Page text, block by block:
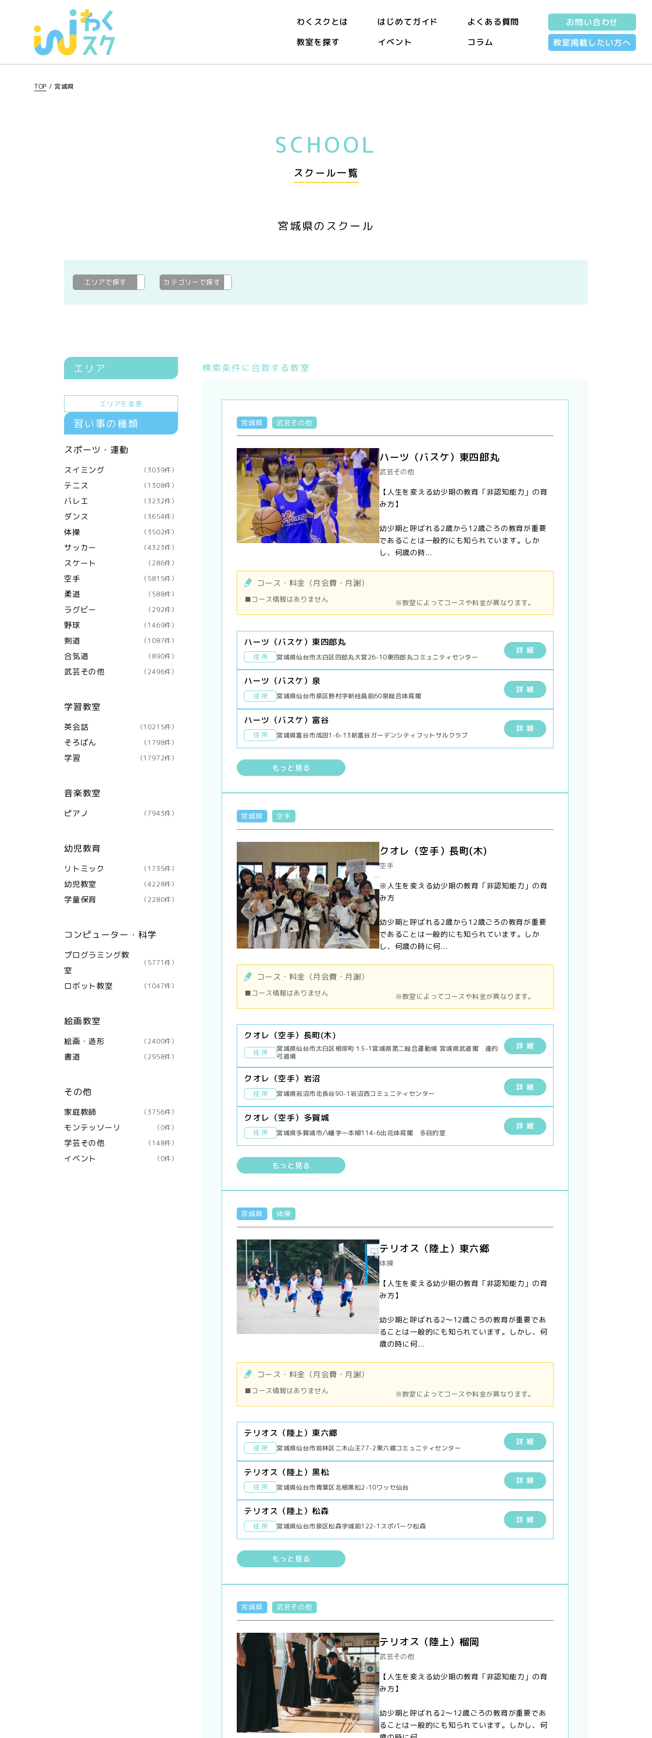
わくスクとは はじめてガイド
よくある質問
教室を探す
イベント コラム
お問い合わせ
教室掲載したい方へ
TOP / 宮城県
SCHOOL
スクール一覧
宮城県のスクール
エリアで探す カテゴリーで探す
エリア
エリアを変更
習い事の種類
スポーツ・運動
スイミング （3039件）
テニス （1308件）
バレエ （3232件）
ダンス （3654件）
体操 （3502件）
サッカー （4323件）
スケート （286件）
空手 （5815件）
柔道 （588件）
ラグビー （292件）
野球 （1469件）
剣道 （1087件）
合気道 （890件）
武芸その他 （2496件）
学習教室
英会話 （10215件）
そろばん （1798件）
学習 （17972件）
音楽教室
ピアノ （7943件）
幼児教育
リトミック （1735件）
幼児教室 （4228件）
学童保育 （2280件）
コンピューター・科学
プログラミング教
室
（5771件）
ロボット教室 （1047件）
絵画教室
絵画・造形 （2400件）
書道 （2958件）
その他
家庭教師 （3756件）
モンテッソーリ （0件）
学芸その他 （148件）
イベント （0件）
検索条件に合致する教室
宮城県 武芸その他
ハーツ（バスケ）東四郎丸
武芸その他
【人生を変える幼少期の教育「非認知能力」の育
み方】
幼少期と呼ばれる2歳から12歳ごろの教育が重要
であることは一般的にも知られています。しか
し、何歳の時...
コース・料金（月会費・月謝）
■コース情報はありません ※教室によってコースや料金が異なります。
ハーツ（バスケ）東四郎丸
住 所 宮城県仙台市太白区四郎丸大宮26-10東四郎丸コミュニティセンター
詳 細
ハーツ（バスケ）泉
住 所 宮城県仙台市泉区野村字新桂島前60泉総合体育館
詳 細
ハーツ（バスケ）富谷
住 所 宮城県富谷市成田1-6-13新富谷ガーデンシティフットサルクラブ
詳 細
もっと見る
宮城県 空手
クオレ（空手）長町(木)
空手
※人生を変える幼少期の教育「非認知能力」の育
み方
幼少期と呼ばれる2歳から12歳ごろの教育が重要
であることは一般的にも知られています。しか
し、何歳の時に何...
コース・料金（月会費・月謝）
■コース情報はありません ※教室によってコースや料金が異なります。
クオレ（空手）長町(木)
住 所
宮城県仙台市太白区根岸町１5-1宮城県第二総合運動場 宮城県武道館 遠的
弓道場
詳 細
クオレ（空手）岩沼
住 所 宮城県岩沼市北長谷90-1岩沼西コミュニティセンター
詳 細
クオレ（空手）多賀城
住 所 宮城県多賀城市八幡字一本柳114-6出花体育館 多目的室
詳 細
もっと見る
宮城県 体操
テリオス（陸上）東六郷
体操
【人生を変える幼少期の教育「非認知能力」の育
み方】
幼少期と呼ばれる2〜12歳ごろの教育が重要であ
ることは一般的にも知られています。しかし、何
歳の時に何...
コース・料金（月会費・月謝）
■コース情報はありません ※教室によってコースや料金が異なります。
テリオス（陸上）東六郷
住 所 宮城県仙台市若林区二木山王77-2東六郷コミュニティセンター
詳 細
テリオス（陸上）黒松
住 所 宮城県仙台市青葉区北根黒松2-10ワッセ仙台
詳 細
テリオス（陸上）松森
住 所 宮城県仙台市泉区松森字城前122-1スポパーク松森
詳 細
もっと見る
宮城県 武芸その他
テリオス（陸上）榴岡
武芸その他
【人生を変える幼少期の教育「非認知能力」の育
み方】
幼少期と呼ばれる2〜12歳ごろの教育が重要であ
ることは一般的にも知られています。しかし、何